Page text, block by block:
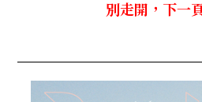
別走開，下一